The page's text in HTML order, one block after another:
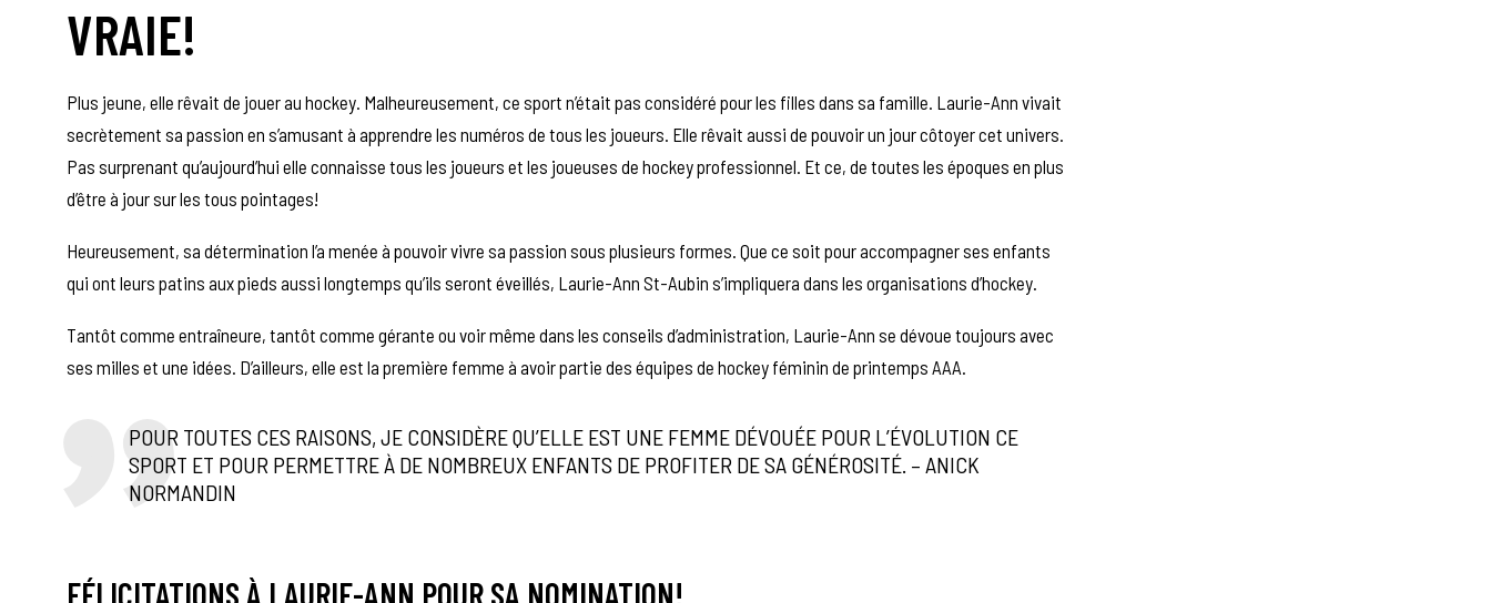
VRAIE!
Plus jeune, elle rêvait de jouer au hockey. Malheureusement, ce sport n’était pas considéré pour les filles dans sa famille. Laurie-Ann vivait
secrètement sa passion en s’amusant à apprendre les numéros de tous les joueurs. Elle rêvait aussi de pouvoir un jour côtoyer cet univers.
Pas surprenant qu’aujourd’hui elle connaisse tous les joueurs et les joueuses de hockey professionnel. Et ce, de toutes les époques en plus
d’être à jour sur les tous pointages!
Heureusement, sa détermination l’a menée à pouvoir vivre sa passion sous plusieurs formes. Que ce soit pour accompagner ses enfants
qui ont leurs patins aux pieds aussi longtemps qu’ils seront éveillés, Laurie-Ann St-Aubin s’impliquera dans les organisations d’hockey.
Tantôt comme entraîneure, tantôt comme gérante ou voir même dans les conseils d’administration, Laurie-Ann se dévoue toujours avec
ses milles et une idées. D’ailleurs, elle est la première femme à avoir partie des équipes de hockey féminin de printemps AAA.
POUR TOUTES CES RAISONS, JE CONSIDÈRE QU’ELLE EST UNE FEMME DÉVOUÉE POUR L’ÉVOLUTION CE
SPORT ET POUR PERMETTRE À DE NOMBREUX ENFANTS DE PROFITER DE SA GÉNÉROSITÉ. – ANICK
NORMANDIN
FÉLICITATIONS À LAURIE-ANN POUR SA NOMINATION!